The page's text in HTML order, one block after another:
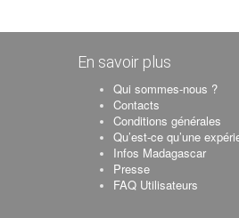
En savoir plus
Qui sommes-nous ?
Contacts
Conditions générales
Qu’est-ce qu’une
Infos Madagascar
Presse
FAQ Utilisateurs